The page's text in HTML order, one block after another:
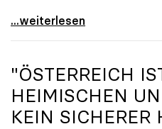
#UnisRetten Warum es
...weiterlesen
"ÖSTERREICH
HEIMISCHEN
KEIN SICHERER